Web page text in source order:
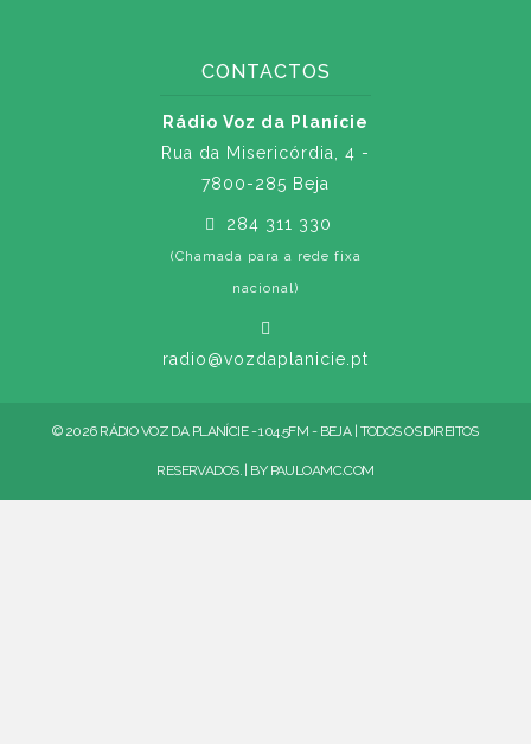
CONTACTOS
Rádio Voz da Planície
Rua da Misericórdia, 4 -
7800-285 Beja
284 311 330
(Chamada para a rede fixa
nacional)
radio@vozdaplanicie.pt
© 2026 RÁDIO VOZ DA PLANÍCIE - 104.5FM - BEJA | TODOS OS DIREITOS
RESERVADOS. | BY PAULOAMC.COM